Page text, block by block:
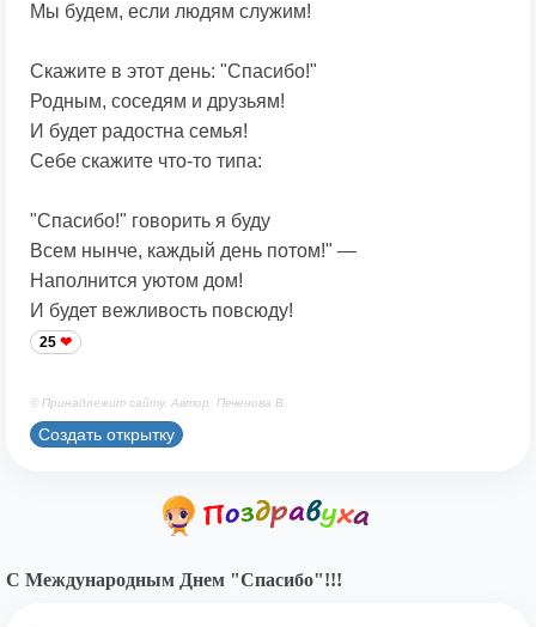
Мы будем, если людям служим!
Скажите в этот день: "Спасибо!"
Родным, соседям и друзьям!
И будет радостна семья!
Себе скажите что-то типа:
"Спасибо!" говорить я буду
Всем нынче, каждый день потом!" —
Наполнится уютом дом!
И будет вежливость повсюду!
25
© Принадлежит сайту. Автор: Печенова В.
Создать открытку
С Международным Днем "Спасибо"!!!